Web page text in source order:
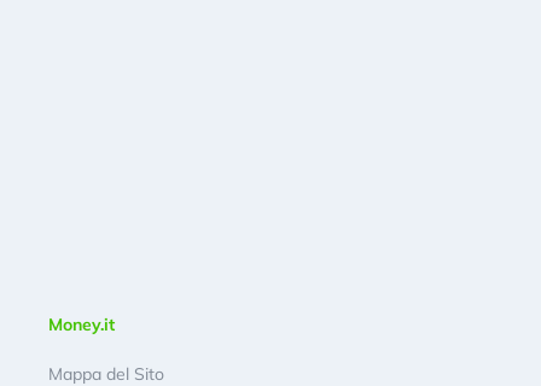
Money.it
Mappa del Sito